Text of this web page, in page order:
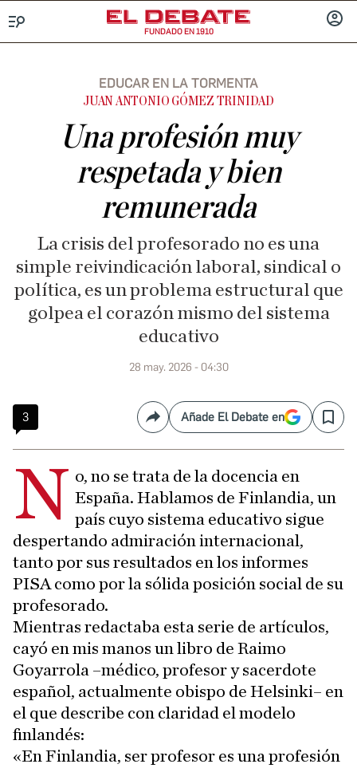
FUNDADO EN 1910
EDUCAR EN LA TORMENTA
JUAN ANTONIO GÓMEZ TRINIDAD
Una profesión muy
respetada y bien
remunerada
La crisis del profesorado no es una
simple reivindicación laboral, sindical o
política, es un problema estructural que
golpea el corazón mismo del sistema
educativo
28 may. 2026 - 04:30
3 CompartirAñade El Debate en Save
N o, no se trata de la docencia en
España. Hablamos de Finlandia, un
país cuyo sistema educativo sigue
despertando admiración internacional,
tanto por sus resultados en los informes
PISA como por la sólida posición social de su
profesorado.
Mientras redactaba esta serie de artículos,
cayó en mis manos un libro de Raimo
Goyarrola –médico, profesor y sacerdote
español, actualmente obispo de Helsinki– en
el que describe con claridad el modelo
finlandés:
«En Finlandia, ser profesor es una profesión